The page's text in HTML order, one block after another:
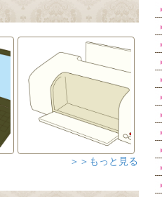
＞＞もっと見る